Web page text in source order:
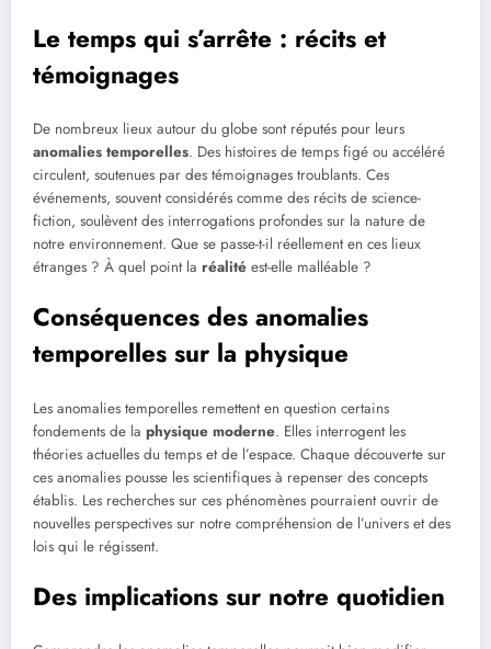
Le temps qui s’arrête : récits et
témoignages
De nombreux lieux autour du globe sont réputés pour leurs
anomalies temporelles. Des histoires de temps figé ou accéléré
circulent, soutenues par des témoignages troublants. Ces
événements, souvent considérés comme des récits de science-
fiction, soulèvent des interrogations profondes sur la nature de
notre environnement. Que se passe-t-il réellement en ces lieux
étranges ? À quel point la réalité est-elle malléable ?
Conséquences des anomalies
temporelles sur la physique
Les anomalies temporelles remettent en question certains
fondements de la physique moderne. Elles interrogent les
théories actuelles du temps et de l’espace. Chaque découverte sur
ces anomalies pousse les scientifiques à repenser des concepts
établis. Les recherches sur ces phénomènes pourraient ouvrir de
nouvelles perspectives sur notre compréhension de l’univers et des
lois qui le régissent.
Des implications sur notre quotidien